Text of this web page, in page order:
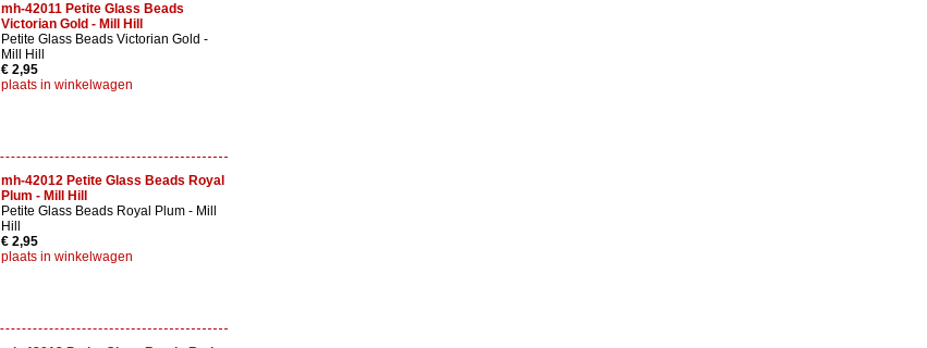
mh-42011 Petite Glass Beads
Victorian Gold - Mill Hill
Petite Glass Beads Victorian Gold -
Mill Hill
€ 2,95
plaats in winkelwagen
mh-42012 Petite Glass Beads Royal
Plum - Mill Hill
Petite Glass Beads Royal Plum - Mill
Hill
€ 2,95
plaats in winkelwagen